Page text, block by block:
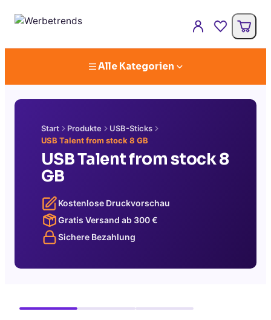
Alle Kategorien
Start Produkte
USB-Sticks
USB Talent from stock 8 GB
USB Talent from stock 8
GB
Kostenlose Druckvorschau
Gratis Versand ab 300€
Sichere Bezahlung